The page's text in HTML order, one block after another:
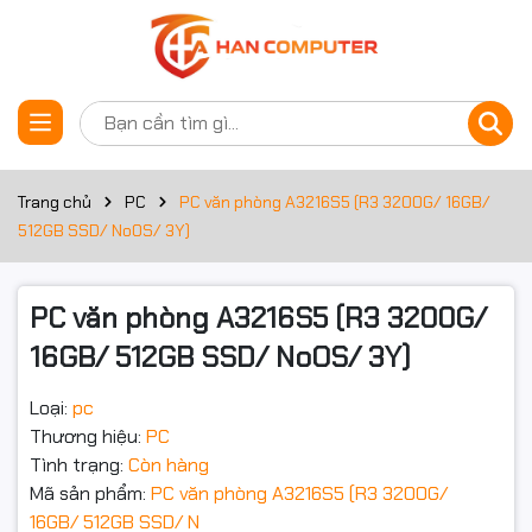
Trang chủ PC
PC văn phòng A3216S5 (R3 3200G/ 16GB/
512GB SSD/ NoOS/ 3Y)
PC văn phòng A3216S5 (R3 3200G/
16GB/ 512GB SSD/ NoOS/ 3Y)
Loại: pc
Thương hiệu: PC
Tình trạng: Còn hàng
Mã sản phẩm: PC văn phòng A3216S5 (R3 3200G/
16GB/ 512GB SSD/ N
Thông số kỹ thuật
Bộ xử lý
Dòng CPU Ryzen 3
CPU
Mã CPU 3200G
Tốc độ CPU 3.6Ghz
Tần số turbo
tối đa
Up to 4.0Ghz
Số lõi CPU 4 Cores
Đặt trước sản phẩm